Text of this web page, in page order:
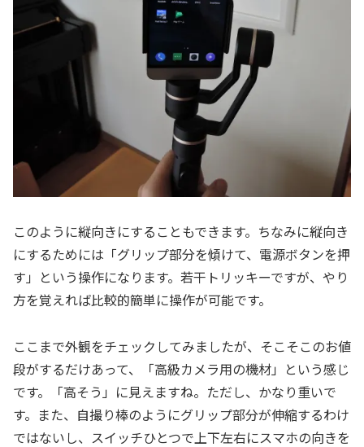
このように縦向きにすることもできます。ちなみに縦向き
にするためには「グリップ部分を傾けて、電源ボタンを押
す」という操作になります。若干トリッキーですが、やり
方を覚えれば比較的簡単に操作が可能です。
ここまで外観をチェックしてみましたが、そこそこのお値
段がするだけあって、「高級カメラ用の機材」という感じ
です。「高そう」に見えますね。ただし、かなり重いで
す。また、自撮り棒のようにグリップ部分が伸縮するわけ
ではないし、スイッチひとつで上下左右にスマホの向きを